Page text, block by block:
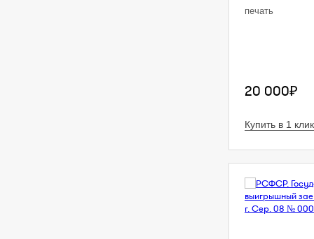
печать
20 000₽
Купить в 1 клик